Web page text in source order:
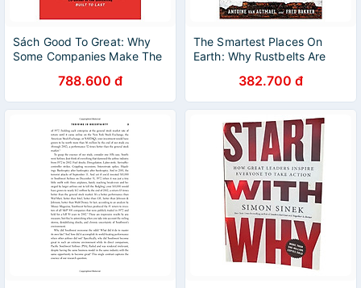
Sách Good To Great: Why
Some Companies Make The
788.600 đ
The Smartest Places On
Earth: Why Rustbelts Are
Global Innovation
382.700 đ